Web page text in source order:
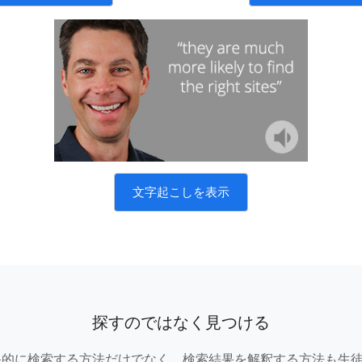
文字起こしを表示
探すのではなく見つける